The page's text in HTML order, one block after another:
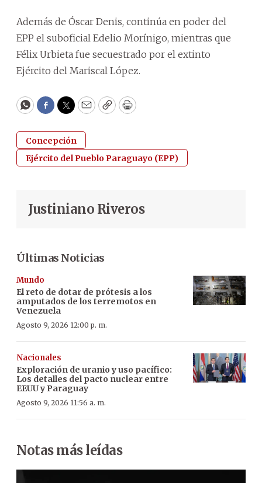
Además de Óscar Denis, continúa en poder del
EPP el suboficial Edelio Morínigo, mientras que
Félix Urbieta fue secuestrado por el extinto
Ejército del Mariscal López.
WhatsApp
Facebook
Twitter
EmailCopyPrint
Concepción
Ejército del Pueblo Paraguayo (EPP)
Justiniano Riveros
Últimas Noticias
Mundo
El reto de dotar de prótesis a los
amputados de los terremotos en
Venezuela
Agosto 9, 2026 12:00 p. m.
Nacionales
Exploración de uranio y uso pacífico:
Los detalles del pacto nuclear entre
EEUU y Paraguay
Agosto 9, 2026 11:56 a. m.
Notas más leídas